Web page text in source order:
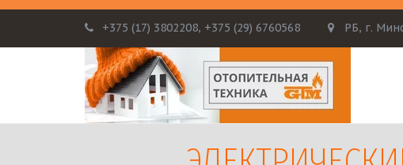
+375 (17) 3802208, +375 (29) 6760568 РБ, г.